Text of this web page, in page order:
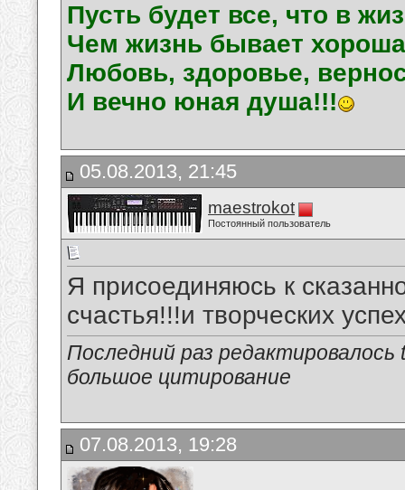
Пусть будет все, что в
Чем жизнь бывает
Любовь, здоровье,
И вечно юная душа!!!
05.08.2013, 21:45
maestrokot
Постоянный пользователь
Я присоединяюсь к
счастья!!!и творческих
Последний раз
большое цитирование
07.08.2013, 19:28